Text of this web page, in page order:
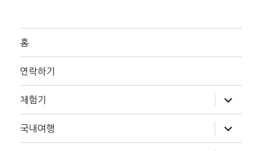
홈
연락하기
체험기
위
메
확
장
국내여행
위
메